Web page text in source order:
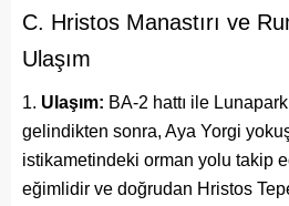
C. Hristos Manastırı ve
Ulaşım
Ulaşım: BA-2 hattı ile Lunapark
gelindikten sonra, Aya Yorgi
istikametindeki orman yolu takip
eğimlidir ve doğrudan Hristos